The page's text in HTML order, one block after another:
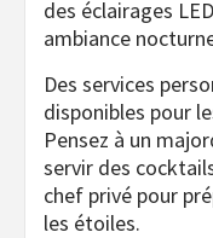
des éclairages
ambiance
Des services
disponibles pour
Pensez à un
servir des
chef privé pour
les étoiles.